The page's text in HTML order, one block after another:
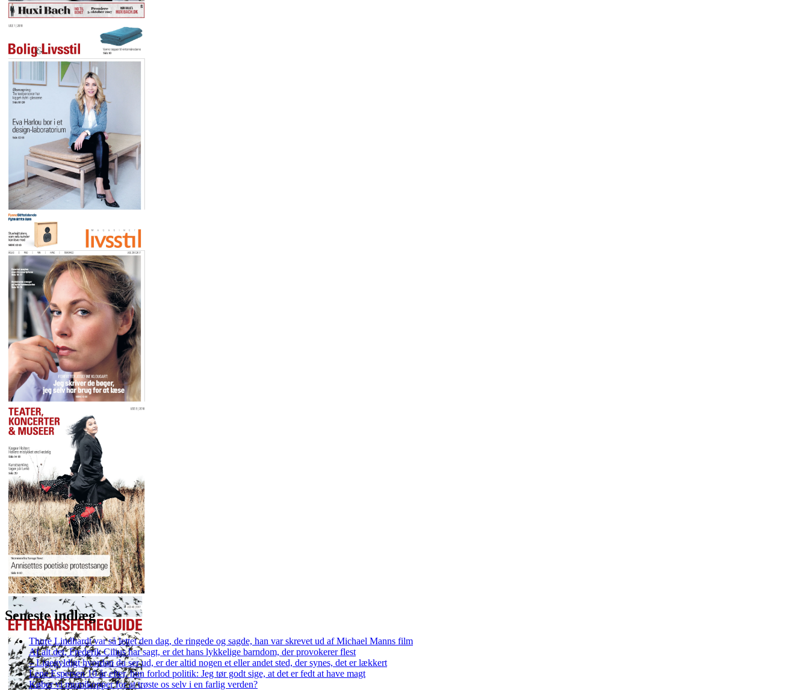
Seneste indlæg
Thure Lindhardt var så lettet den dag, de ringede og sagde, han var skrevet ud af Michael Manns film
Af alt det, Frederik Cilius har sagt, er det hans lykkelige barndom, der provokerer flest
– Ligegyldigt hvordan du ser ud, er der altid nogen et eller andet sted, der synes, det er lækkert
Lene Espersen 10 år efter, hun forlod politik: Jeg tør godt sige, at det er fedt at have magt
Køber vi mumikopper for at trøste os selv i en farlig verden?